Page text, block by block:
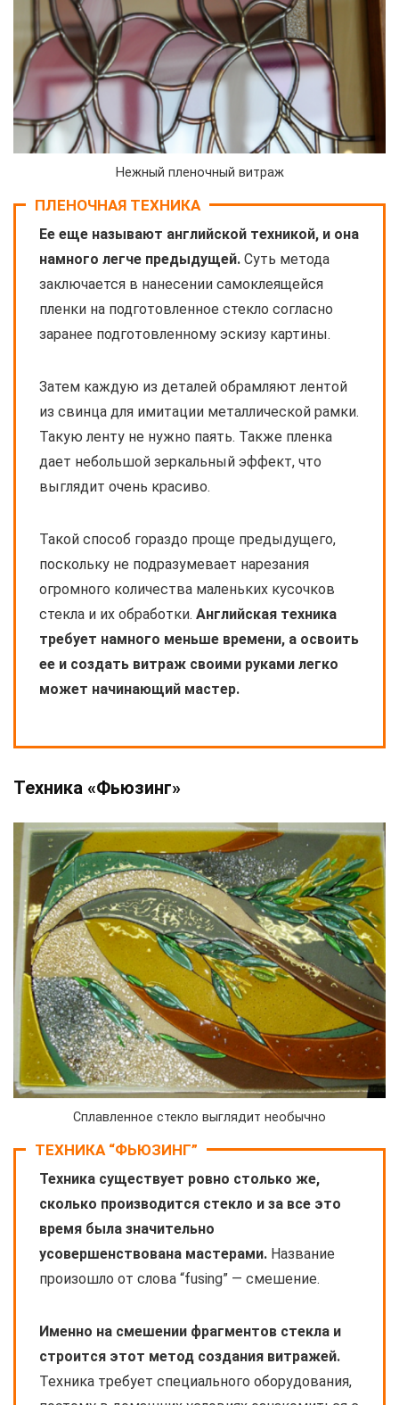
Нежный пленочный витраж
ПЛЕНОЧНАЯ ТЕХНИКА
Ее еще называют английской техникой, и она
намного легче предыдущей. Суть метода
заключается в нанесении самоклеящейся
пленки на подготовленное стекло согласно
заранее подготовленному эскизу картины.
Затем каждую из деталей обрамляют лентой
из свинца для имитации металлической рамки.
Такую ленту не нужно паять. Также пленка
дает небольшой зеркальный эффект, что
выглядит очень красиво.
Такой способ гораздо проще предыдущего,
поскольку не подразумевает нарезания
огромного количества маленьких кусочков
стекла и их обработки. Английская техника
требует намного меньше времени, а освоить
ее и создать витраж своими руками легко
может начинающий мастер.
Техника «Фьюзинг»
Сплавленное стекло выглядит необычно
ТЕХНИКА “ФЬЮЗИНГ”
Техника существует ровно столько же,
сколько производится стекло и за все это
время была значительно
усовершенствована мастерами. Название
произошло от слова “fusing” — смешение.
Именно на смешении фрагментов стекла и
строится этот метод создания витражей.
Техника требует специального оборудования,